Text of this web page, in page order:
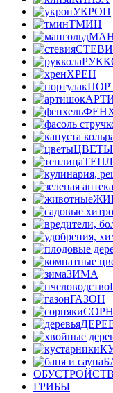
УКРОП
ТМИН
ХРЕН
ЦВЕТЫ
ЗИМА
ГАЗОН
ГРИБЫ